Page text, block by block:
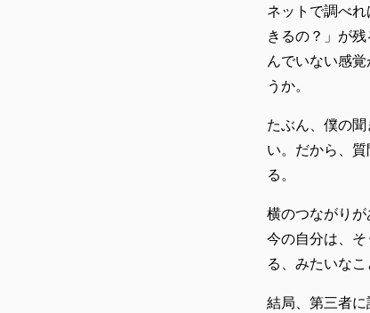
ネットで調べ
きるの？」が
んでいない感
うか。
たぶん、僕の
い。だから、
る。
横のつながり
今の自分は、
る、みたいな
結局、第三者